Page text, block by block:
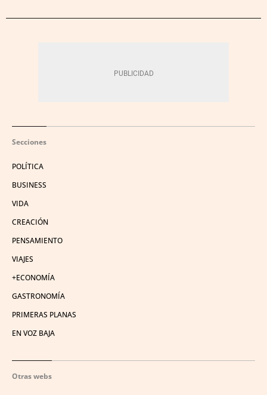
Secciones
POLÍTICA
BUSINESS
VIDA
CREACIÓN
PENSAMIENTO
VIAJES
+ECONOMÍA
GASTRONOMÍA
PRIMERAS PLANAS
EN VOZ BAJA
Otras webs